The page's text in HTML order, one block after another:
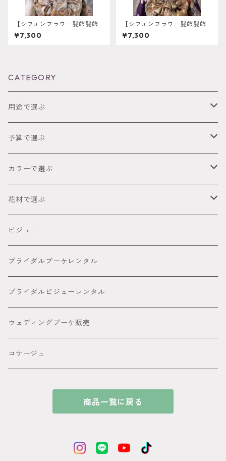
【シフォンフラワー髪飾髪飾
り ライトブルー】 成人
式 卒業式 結婚式 k-0090
¥7,300
【シフォンフラワー髪飾髪飾
り ネイビー】 成人式 卒
業式 結婚式 k-0089
¥7,300
CATEGORY
用途で選ぶ
成人式
卒業式（袴）
ウェディング
オーダーメイド髪飾り
予算で選ぶ
～2,999円
3,000円～4,999円
5,000円～８８００円
８８００円～
カラーで選ぶ
● レッド
● ピンク
● グリーン
● イエロー
● オレンジ
● パープル
花材で選ぶ
胡蝶蘭髪飾り
カサブランカ 百合髪飾り
ダリア
ピンポンマム髪飾り
アメリカンフラワー髪飾り
ビジュー
ブライダルブーケレンタル
ブライダルビジューレンタル
ウェディングブーケ販売
コサージュ
商品一覧に戻る